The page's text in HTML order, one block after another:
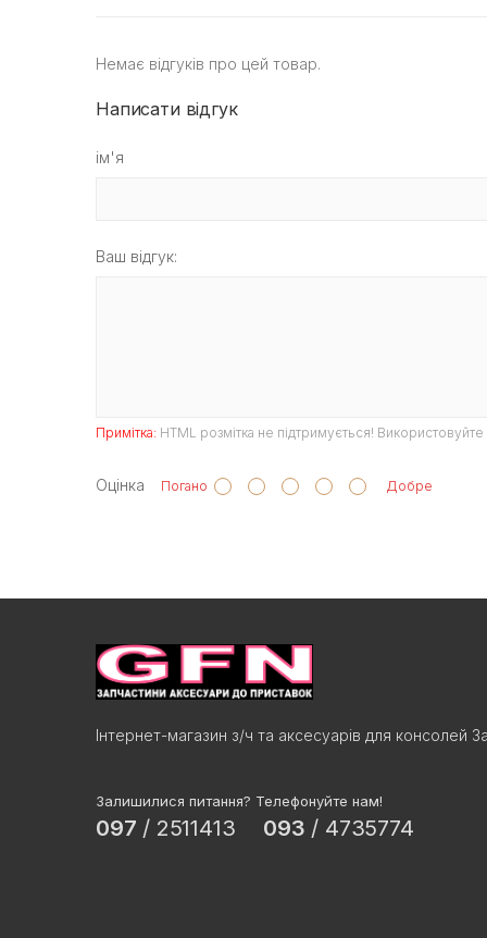
Немає відгуків про цей товар.
Написати відгук
ім'я
Ваш відгук:
Примітка: HTML розмітка не підтримується! Використовуйте
Оцінка Погано Добре
Інтернет-магазин з/ч та аксесуарів для консолей
Залишилися питання? Телефонуйте нам!
097 / 2511413 093 / 4735774